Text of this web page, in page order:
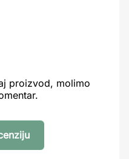
proizvod, molimo